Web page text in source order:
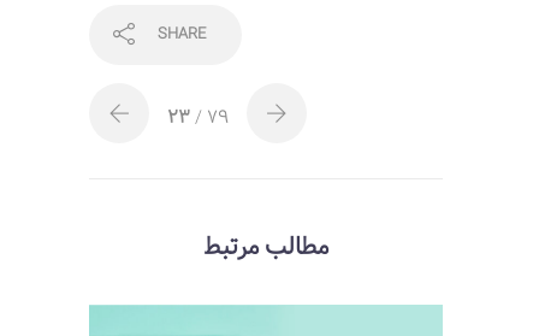
SHARE
23/ 79
مطالب مرتبط